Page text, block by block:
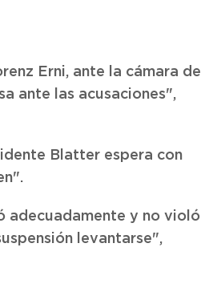
Erni, ante la cámara de
ante las acusaciones",
Blatter espera con
adecuadamente y no violó
levantarse",